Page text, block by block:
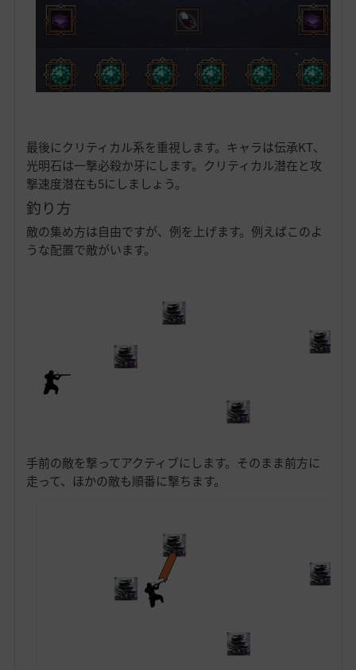
最後にクリティカル系を重視します。キャラは伝承KT、
光明石は一撃必殺か牙にします。クリティカル潜在と攻
撃速度潜在も5にしましょう。
釣り方
敵の集め方は自由ですが、例を上げます。例えばこのよ
うな配置で敵がいます。
手前の敵を撃ってアクティブにします。そのまま前方に
走って、ほかの敵も順番に撃ちます。